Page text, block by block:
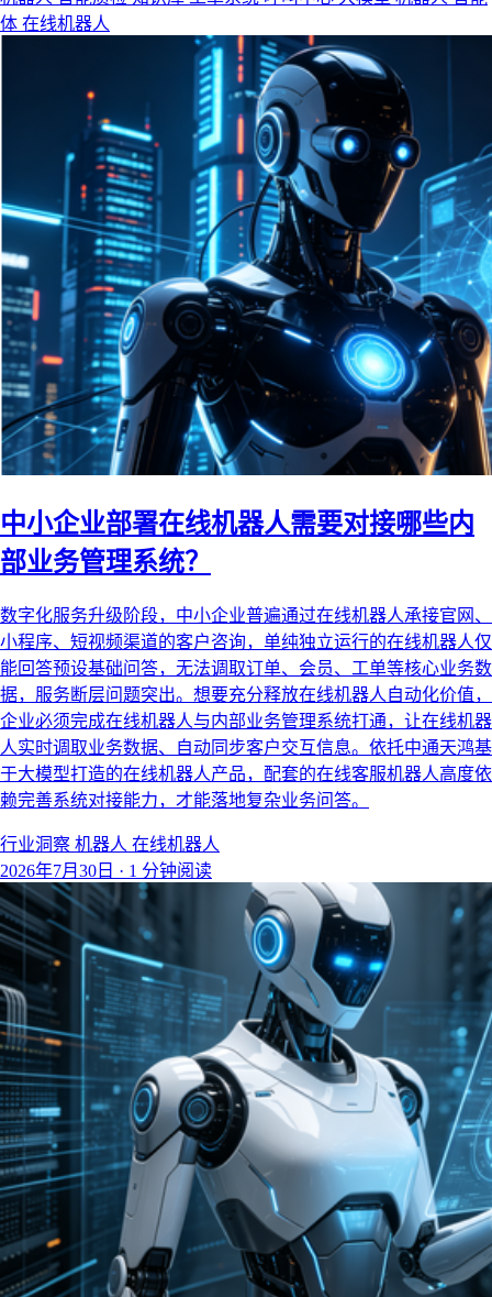
体 在线机器人
中小企业部署在线机器人需要对接哪些内
部业务管理系统？
数字化服务升级阶段，中小企业普遍通过在线机器人承接官网、
小程序、短视频渠道的客户咨询，单纯独立运行的在线机器人仅
能回答预设基础问答，无法调取订单、会员、工单等核心业务数
据，服务断层问题突出。想要充分释放在线机器人自动化价值，
企业必须完成在线机器人与内部业务管理系统打通，让在线机器
人实时调取业务数据、自动同步客户交互信息。依托中通天鸿基
于大模型打造的在线机器人产品，配套的在线客服机器人高度依
赖完善系统对接能力，才能落地复杂业务问答。
行业洞察 机器人 在线机器人
2026年7月30日 · 1 分钟阅读